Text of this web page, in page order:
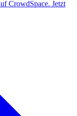
CrowdSpace. Jetzt